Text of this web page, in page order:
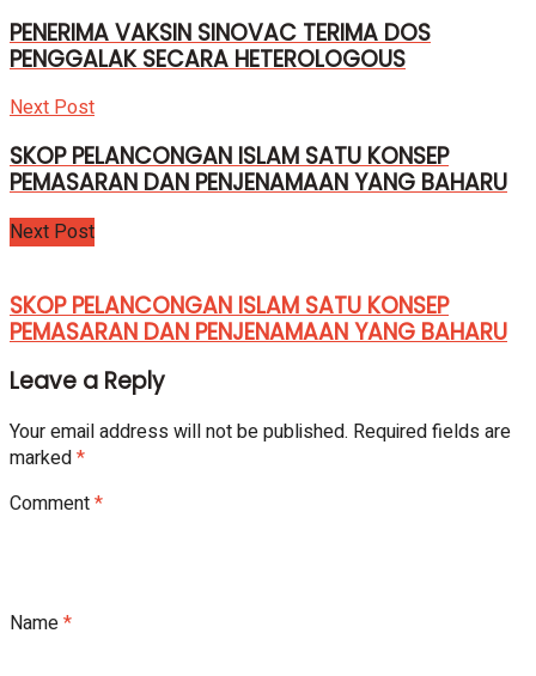
PENERIMA VAKSIN SINOVAC TERIMA DOS
PENGGALAK SECARA HETEROLOGOUS
Next Post
SKOP PELANCONGAN ISLAM SATU KONSEP
PEMASARAN DAN PENJENAMAAN YANG BAHARU
Next Post
SKOP PELANCONGAN ISLAM SATU KONSEP
PEMASARAN DAN PENJENAMAAN YANG BAHARU
Leave a Reply
Your email address will not be published. Required fields are
marked*
Comment*
Name*